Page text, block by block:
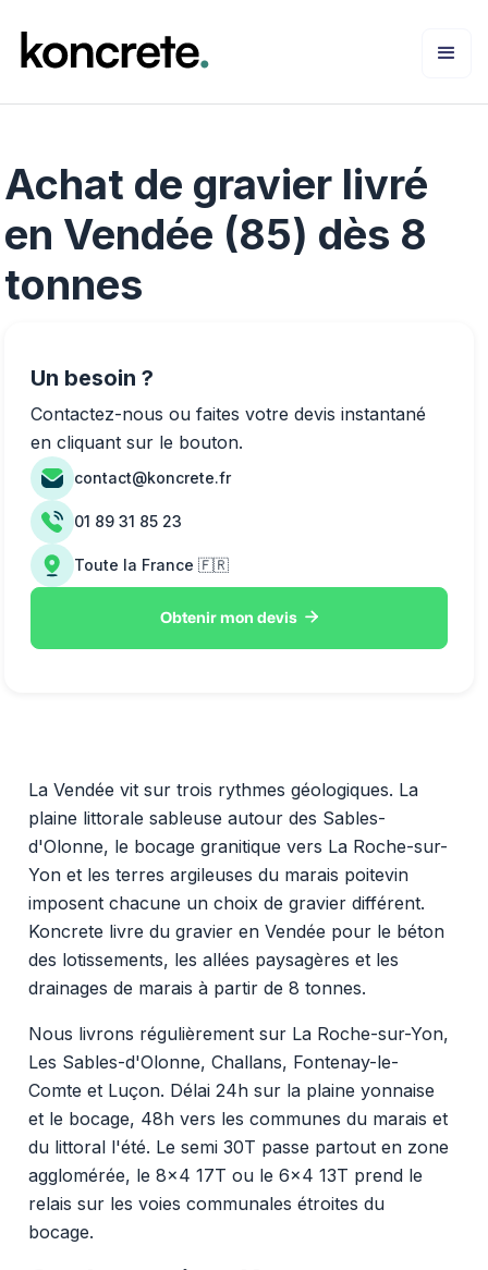
Achat de gravier livré
en Vendée (85) dès 8
tonnes
La Vendée vit sur trois rythmes géologiques. La
plaine littorale sableuse autour des Sables-
d'Olonne, le bocage granitique vers La Roche-sur-
Yon et les terres argileuses du marais poitevin
imposent chacune un choix de gravier différent.
Koncrete livre du gravier en Vendée pour le béton
des lotissements, les allées paysagères et les
drainages de marais à partir de 8 tonnes.
Nous livrons régulièrement sur La Roche-sur-Yon,
Les Sables-d'Olonne, Challans, Fontenay-le-
Comte et Luçon. Délai 24h sur la plaine yonnaise
et le bocage, 48h vers les communes du marais et
du littoral l'été. Le semi 30T passe partout en zone
agglomérée, le 8x4 17T ou le 6x4 13T prend le
relais sur les voies communales étroites du
bocage.
Un besoin ?
Contactez-nous ou faites votre devis instantané
en cliquant sur le bouton.
contact@koncrete.fr
01 89 31 85 23
Toute la France 🇫🇷
Obtenir mon devis 